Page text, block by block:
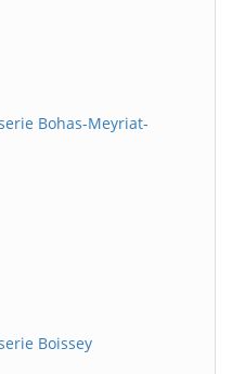
Bohas-Meyriat-
Boissey